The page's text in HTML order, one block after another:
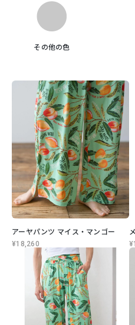
その他の色
アーヤパンツ マイス・マンゴー
¥18,260